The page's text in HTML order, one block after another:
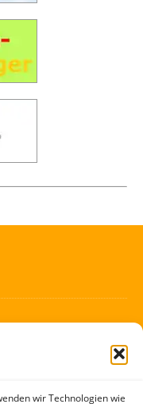
wir Technologien wie